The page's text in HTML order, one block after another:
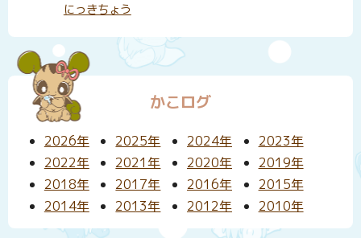
にっきちょう
かこログ
2026年 2025年 2024年
2023年
2022年
2021年 2020年
2019年
2018年
2017年 2016年
2015年
2014年
2013年 2012年 2010年